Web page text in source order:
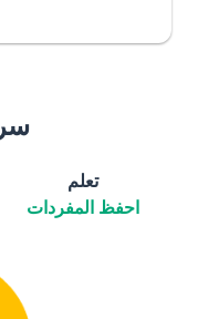
سر Memrise
تعلم
احفظ المفردات